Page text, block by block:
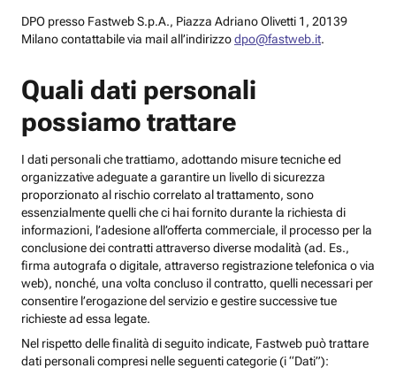
DPO presso Fastweb S.p.A., Piazza Adriano Olivetti 1, 20139
Milano contattabile via mail all’indirizzodpo@fastweb.it.
Quali dati personali
possiamo trattare
I dati personali che trattiamo, adottando misure tecniche ed
organizzative adeguate a garantire un livello di sicurezza
proporzionato al rischio correlato al trattamento, sono
essenzialmente quelli che ci hai fornito durante la richiesta di
informazioni, l’adesione all’offerta commerciale, il processo per la
conclusione dei contratti attraverso diverse modalità (ad. Es.,
firma autografa o digitale, attraverso registrazione telefonica o via
web), nonché, una volta concluso il contratto, quelli necessari per
consentire l’erogazione del servizio e gestire successive tue
richieste ad essa legate.
Nel rispetto delle finalità di seguito indicate, Fastweb può trattare
dati personali compresi nelle seguenti categorie (i “Dati”):